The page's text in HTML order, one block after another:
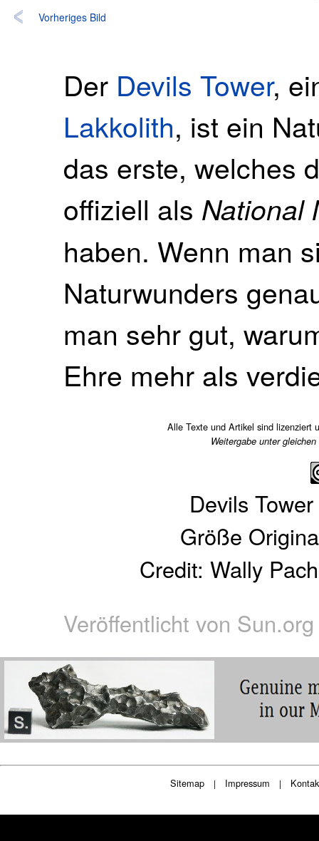
Vorheriges Bild
Der Devils Tower,
Lakkolith, ist ein
das erste, welches
offiziell als National
haben. Wenn man
Naturwunders
man sehr gut,
Ehre mehr als
Alle Texte und Artikel sind lizenziert
Weitergabe unter
Devils
Größe
Credit: Wally
Veröffentlicht von Sun.org
Sitemap | Impressum |